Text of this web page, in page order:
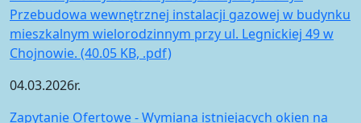
Przebudowa wewnętrznej instalacji gazowej w budynku
mieszkalnym wielorodzinnym przy ul. Legnickiej 49 w
Chojnowie. (40.05 KB, .pdf)
04.03.2026r.
Zapytanie Ofertowe - Wymiana istniejących okien na